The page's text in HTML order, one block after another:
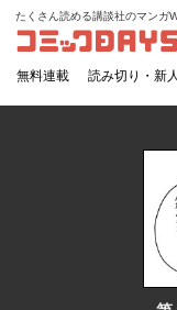
コミック
たくさん読める講談社のマンガ
無料連載 読み切り・新人